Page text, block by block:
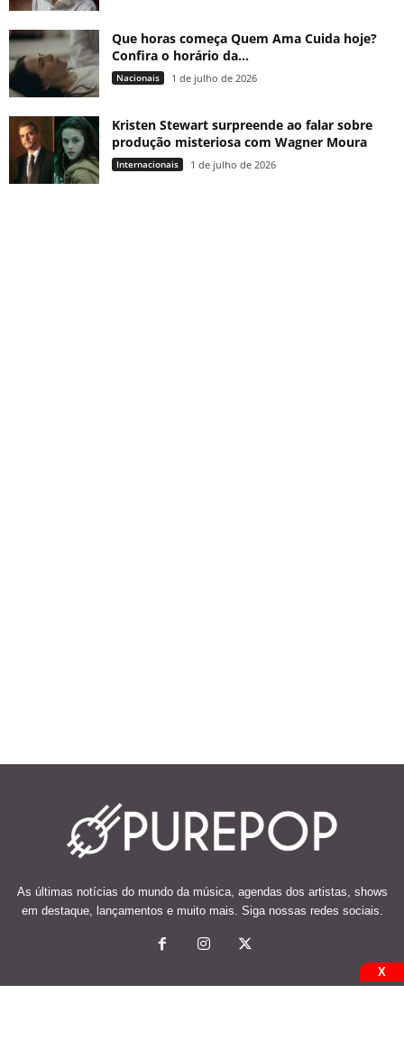
Que horas começa Quem Ama Cuida hoje?
Confira o horário da...
Nacionais 1 de julho de 2026
Kristen Stewart surpreende ao falar sobre
produção misteriosa com Wagner Moura
Internacionais 1 de julho de 2026
As últimas notícias do mundo da música, agendas dos artistas, shows
em destaque, lançamentos e muito mais. Siga nossas redes sociais.
X